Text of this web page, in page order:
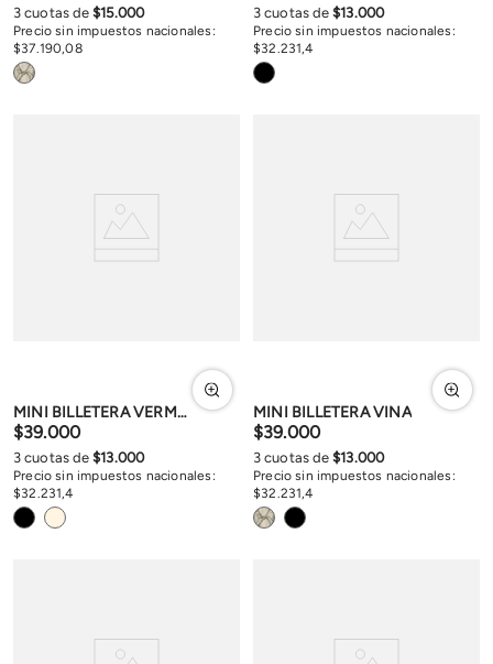
Precio sin impuestos nacionales:
$37.190,08
3 cuotas de$15.000
Precio sin impuestos nacionales:
$32.231,4
3 cuotas de$13.000
MINI BILLETERA VERMONT
$39.000
Precio sin impuestos nacionales:
$32.231,4
3 cuotas de$13.000
MINI BILLETERA VINA
$39.000
Precio sin impuestos nacionales:
$32.231,4
3 cuotas de$13.000